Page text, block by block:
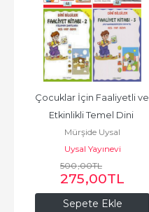
Sepete Ekle
Çocuklar İçin Faaliyetli ve
Etkinlikli Temel Dini
Bilgiler Seti (4 Kitap)
Mürşide Uysal
Uysal Yayınevi
500,00TL
275,00TL